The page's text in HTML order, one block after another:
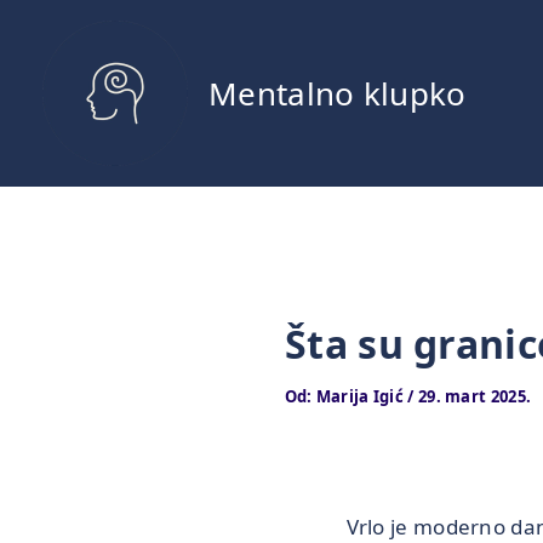
Mentalno klupko
Šta su
Od: Marija Igić/29. mart 2025.
Vrlo je moderno